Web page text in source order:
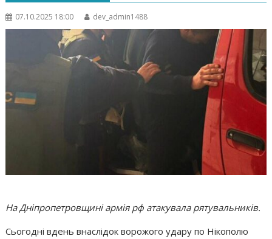
07.10.2025 18:00 dev_admin1488
На Дніпропетровщині армія рф атакувала рятувальників.
Сьогодні вдень внаслідок ворожого удару по Нікополю